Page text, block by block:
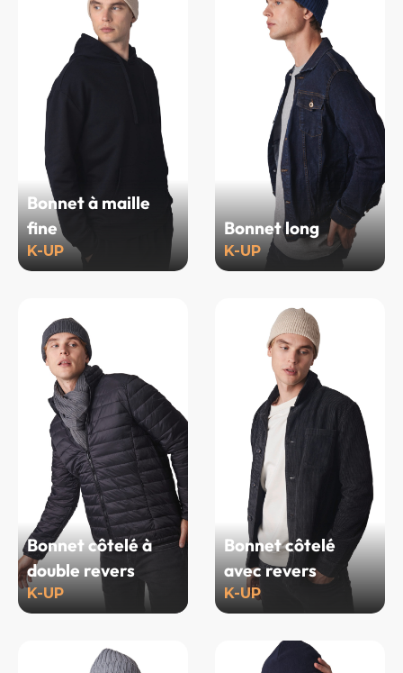
Bonnet à maille
fine
K-UP
Bonnet long
K-UP
Bonnet côtelé à
double revers
K-UP
Bonnet côtelé
avec revers
K-UP